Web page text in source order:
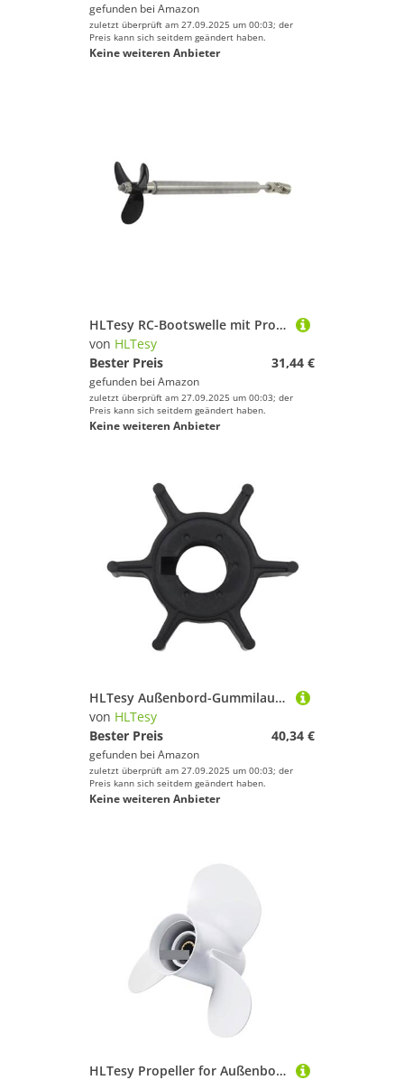
gefunden bei Amazon
zuletzt überprüft am 27.09.2025 um 00:03; der
Preis kann sich seitdem geändert haben.
Keine weiteren Anbieter
HLTesy RC-Bootswelle mit Propeller und Kreuzgelenk for Modellboot-Upgrade-Teile(15cmx10cm 2.30mm)
von HLTesy
Bester Preis
31,44 €
gefunden bei Amazon
zuletzt überprüft am 27.09.2025 um 00:03; der
Preis kann sich seitdem geändert haben.
Keine weiteren Anbieter
HLTesy Außenbord-Gummilaufrad 4/5/6 PS for 6E0-44352-00-00
von HLTesy
Bester Preis
40,34 €
gefunden bei Amazon
zuletzt überprüft am 27.09.2025 um 00:03; der
Preis kann sich seitdem geändert haben.
Keine weiteren Anbieter
HLTesy Propeller for Außenbordmotoren, 20~60 PS 663-45954-01, 11-3/4 X 10 Teile for Schiffsmotoren, 13 Spline